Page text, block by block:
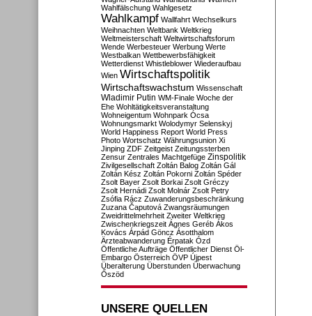
Wahlfälschung Wahlgesetz
Wahlkampf Wallfahrt Wechselkurs
Weihnachten Weltbank Weltkrieg
Weltmeisterschaft Weltwirtschaftsforum
Wende Werbesteuer Werbung Werte
Westbalkan Wettbewerbsfähigkeit
Wetterdienst Whistleblower Wiederaufbau
Wien Wirtschaftspolitik
Wirtschaftswachstum Wissenschaft
Wladimir Putin WM-Finale Woche der
Ehe Wohltätigkeitsveranstaltung
Wohneigentum Wohnpark Ócsa
Wohnungsmarkt Wolodymyr Selenskyj
World Happiness Report World Press
Photo Wortschatz Währungsunion Xi
Jinping ZDF Zeitgeist Zeitungssterben
Zensur Zentrales Machtgefüge Zinspolitik
Zivilgesellschaft Zoltán Balog Zoltán Gál
Zoltán Kész Zoltán Pokorni Zoltán Spéder
Zsolt Bayer Zsolt Borkai Zsolt Gréczy
Zsolt Hernádi Zsolt Molnár Zsolt Petry
Zsófia Rácz Zuwanderungsbeschränkung
Zuzana Čaputová Zwangsräumungen
Zweidrittelmehrheit Zweiter Weltkrieg
Zwischenkriegszeit Ágnes Geréb Ákos
Kovács Árpád Göncz Ásotthalom
Ärzteabwanderung Érpatak Ózd
Öffentliche Aufträge Öffentlicher Dienst Öl-
Embargo Österreich ÖVP Újpest
Überalterung Überstunden Überwachung
Őszöd
UNSERE QUELLEN